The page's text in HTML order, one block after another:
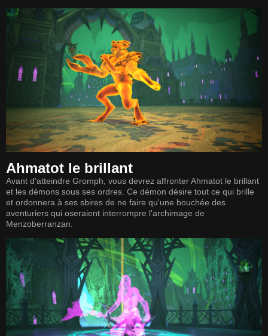
Ahmatot le brillant
Avant d'atteindre Gromph, vous devrez affronter Ahmatot le brillant
et les démons sous ses ordres. Ce démon désire tout ce qui brille
et ordonnera à ses sbires de ne faire qu'une bouchée des
aventuriers qui oseraient interrompre l'archimage de
Menzoberranzan.